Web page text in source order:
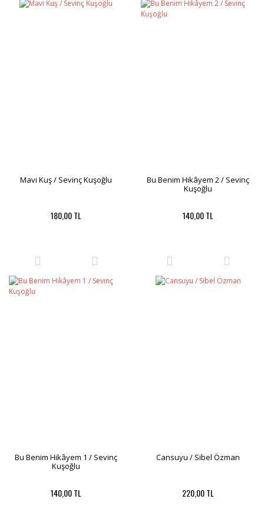
Mavi Kuş / Sevinç Kuşoğlu
180,00 TL
Bu Benim Hikâyem 2 / Sevinç
Kuşoğlu
140,00 TL
Bu Benim Hikâyem 1 / Sevinç
Kuşoğlu
140,00 TL
Cansuyu / Sibel Özman
220,00 TL